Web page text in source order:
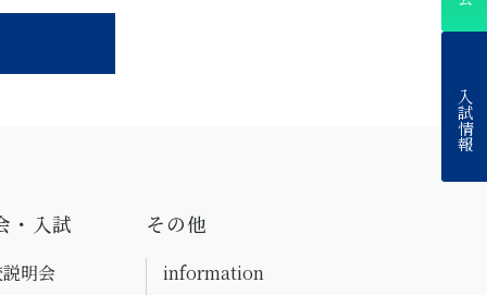
入試情報
・入試
明会
その他
information